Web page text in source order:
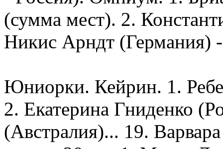
(сумма мест). 2.
Никис Арндт (Германия)
Юниорки. Кейрин. 1.
2. Екатерина Гниденко
(Австралия)... 19.